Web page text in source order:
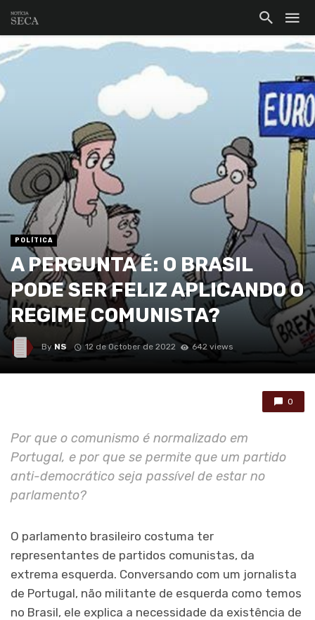
POLÍTICA
A PERGUNTA É: O BRASIL
PODE SER FELIZ APLICANDO O
REGIME COMUNISTA?
ByNS 12 de October de 2022 642 views
0
Por que o comunismo é normalizado em
Portugal, e por que se permite que um partido
anti-democrático seja passível de estar no
parlamento?
O parlamento brasileiro costuma ter
representantes de partidos comunistas, da
extrema esquerda. Conversando com um jornalista
de Portugal, não militante de esquerda como temos
no Brasil, ele explica a necessidade da existência de